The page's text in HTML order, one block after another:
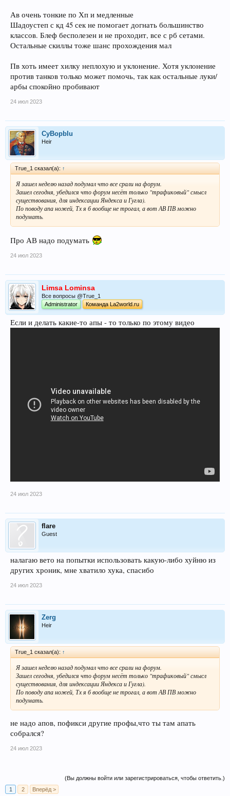
Ав очень тонкие по Хп и медленные
Шадоустеп с кд 45 сек не помогает догнать большинство
классов. Блеф бесполезен и не проходит, все с рб сетами.
Остальные скиллы тоже шанс прохождения мал
Пв хоть имеет хилку неплохую и уклонение. Хотя уклонение
против танков только может помочь, так как остальные луки/
арбы спокойно пробивают
24 июл 2023
СyBopbIu
Heir
True_1 сказал(а): ↑
Я зашел неделю назад подумал что все срали на форум.
Зашел сегодня, убедился что форум несёт только "трафиковый" смысл
существования, для индексации Яндекса и Гугла).
По поводу апа ножей, Тх я б вообще не трогал, а вот АВ ПВ можно
подумать.
Про АВ надо подумать
24 июл 2023
Limsa Lominsa
Все вопросы @True_1
Administrator
Команда La2world.ru
Если и делать какие-то апы - то только по этому видео
24 июл 2023
flare
Guest
налагаю вето на попытки использовать какую-либо хуйню из
других хроник, мне хватило хука, спасибо
24 июл 2023
Zerg
Heir
True_1 сказал(а): ↑
Я зашел неделю назад подумал что все срали на форум.
Зашел сегодня, убедился что форум несёт только "трафиковый" смысл
существования, для индексации Яндекса и Гугла).
По поводу апа ножей, Тх я б вообще не трогал, а вот АВ ПВ можно
подумать.
не надо апов, пофикси другие профы,что ты там апать
собрался?
24 июл 2023
(Вы должны войти или зарегистрироваться, чтобы ответить.)
1
2 Вперёд >